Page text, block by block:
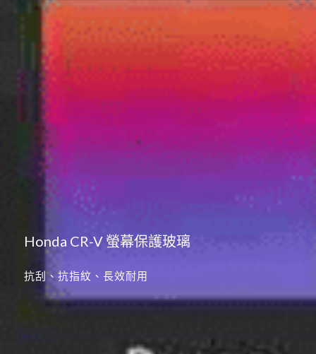
Honda CR-V 螢幕保護玻璃
抗刮、抗指紋、長效耐用